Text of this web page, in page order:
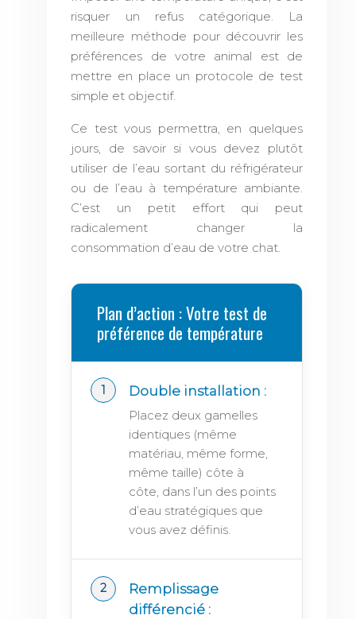
risquer un refus catégorique. La
meilleure méthode pour découvrir les
préférences de votre animal est de
mettre en place un protocole de test
simple et objectif.
Ce test vous permettra, en quelques
jours, de savoir si vous devez plutôt
utiliser de l’eau sortant du réfrigérateur
ou de l’eau à température ambiante.
C’est un petit effort qui peut
radicalement changer la
consommation d’eau de votre chat.
Plan d’action : Votre test de
préférence de température
Double installation :
Placez deux gamelles
identiques (même
matériau, même forme,
même taille) côte à
côte, dans l’un des points
d’eau stratégiques que
vous avez définis.
Remplissage
différencié :